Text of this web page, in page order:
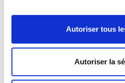
Autoriser tous
Autoriser la